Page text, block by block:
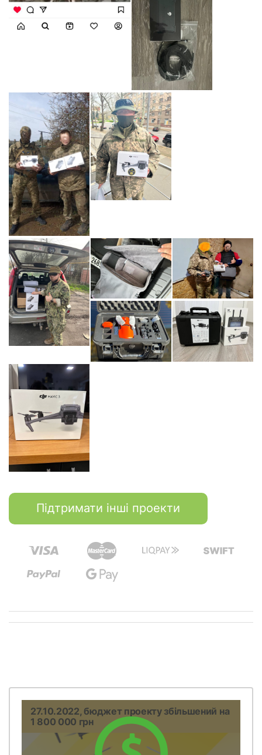
Підтримати інші проекти
27.10.2022, бюджет проекту збільшений на
1 800 000 грн